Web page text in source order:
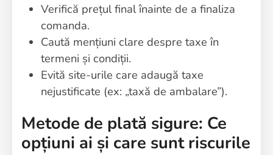
Verifică prețul final înainte de a finaliza
comanda.
Caută mențiuni clare despre taxe în
termeni și condiții.
Evită site-urile care adaugă taxe
nejustificate (ex: „taxă de ambalare”).
Metode de plată sigure: Ce
opțiuni ai și care sunt riscurile